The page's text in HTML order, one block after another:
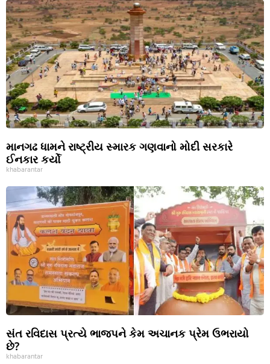
માનગઢ ધામને રાષ્ટ્રીય સ્મારક ગણવાનો મોદી સરકારે
ઈનકાર કર્યો
khabarantar
સંત રવિદાસ પ્રત્યે ભાજપને કેમ અચાનક પ્રેમ ઉભરાયો
છે?
khabarantar